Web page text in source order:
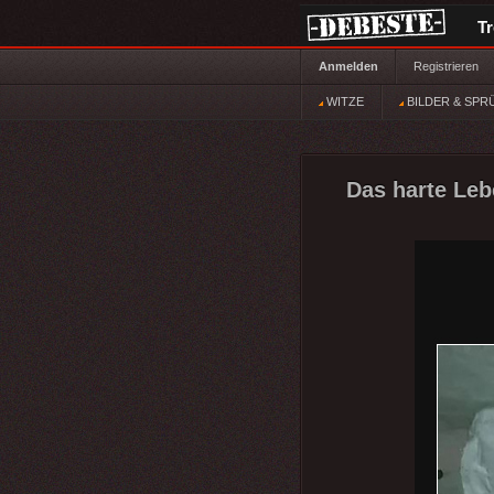
Anmelden Registrieren
WITZE BILDER &
Das harte